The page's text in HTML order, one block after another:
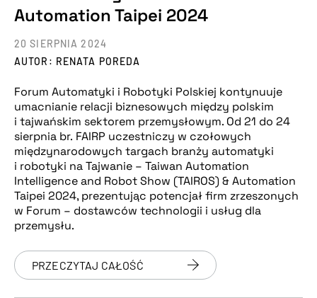
Automation Taipei 2024
AUTOR: RENATA POREDA
20 SIERPNIA 2024
Forum Automatyki i Robotyki Polskiej kontynuuje
umacnianie relacji biznesowych między polskim
i tajwańskim sektorem przemysłowym. Od 21 do 24
sierpnia br. FAIRP uczestniczy w czołowych
międzynarodowych targach branży automatyki
i robotyki na Tajwanie – Taiwan Automation
Intelligence and Robot Show (TAIROS) & Automation
Taipei 2024, prezentując potencjał firm zrzeszonych
w Forum – dostawców technologii i usług dla
przemysłu.
PRZECZYTAJ CAŁOŚĆ